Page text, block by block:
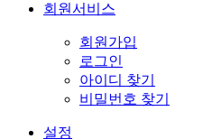
회원서비스
회원가입
로그인
아이디 찾기
비밀번호 찾기
설정